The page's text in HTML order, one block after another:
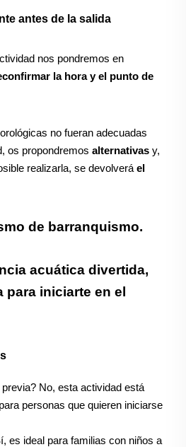
antes de la salida
nos pondremos en
la hora y el punto de
no fueran adecuadas
os propondremos alternativas y,
realizarla, se devolverá el
de barranquismo.
acuática divertida,
para iniciarte en el
No, esta actividad está
personas que quieren iniciarse
es ideal para familias con niños a